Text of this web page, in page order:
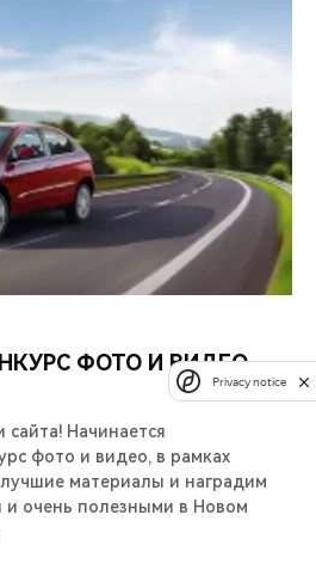
ФОТО И ВИДЕО
Начинается
фото и видео, в рамках
материалы и наградим
очень полезными в Новом
Privacy notice